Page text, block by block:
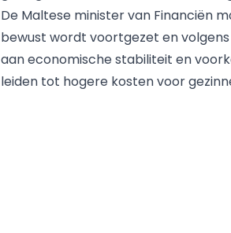
De Maltese minister van Financiën
bewust wordt voortgezet en
aan economische stabiliteit en
leiden tot hogere kosten voor